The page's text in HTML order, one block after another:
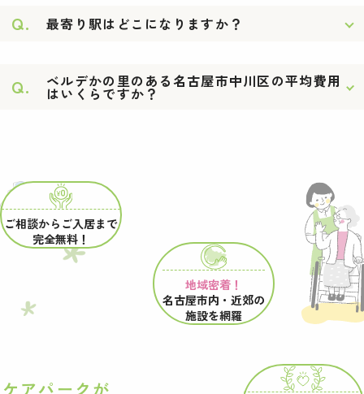
Q. 最寄り駅はどこになりますか？
Q. ベルデかの里のある名古屋市中川区の平均費用
はいくらですか？
ケアパークが
ご相談からご入居まで
完全無料！
地域密着！
名古屋市内・近郊の
施設を網羅